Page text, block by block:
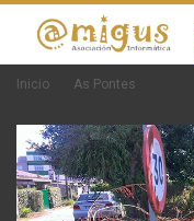
Inicio As Pontes